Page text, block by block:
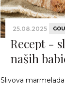
25.08.2025
Recept -
naših
Slivova